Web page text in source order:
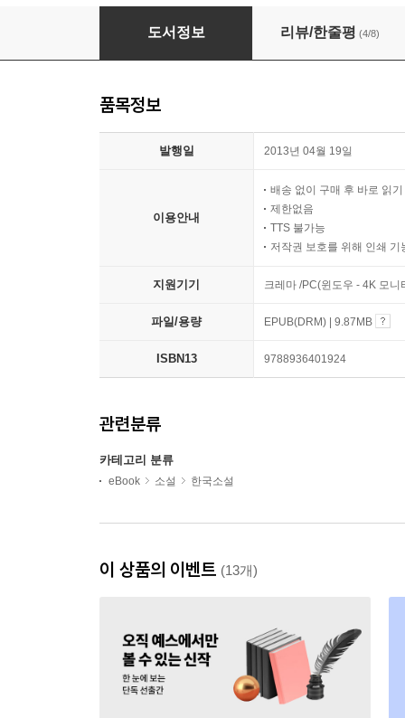
두근두근 내 인생
도서정보 리뷰/한줄평 (4/8)
품목정보
발행일 2013년 04월 19일
이용안내
배송 없이 구매 후 바로 읽기
제한없음
TTS 불가능
저작권 보호를 위해 인쇄 기
지원기기 크레마 /PC(윈도우 - 4K 모
파일/용량 EPUB(DRM) | 9.87MB
ISBN13 9788936401924
관련분류
카테고리 분류
eBook 소설 한국소설
이 상품의 이벤트 (13개)